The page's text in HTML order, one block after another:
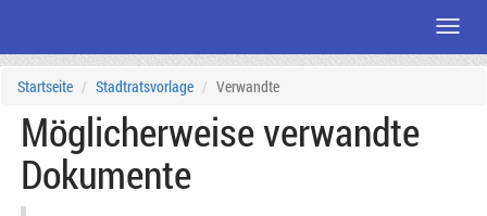
Seiteninhalt
Startseite Stadtratsvorlage Verwandte
Möglicherweise verwandte
Dokumente